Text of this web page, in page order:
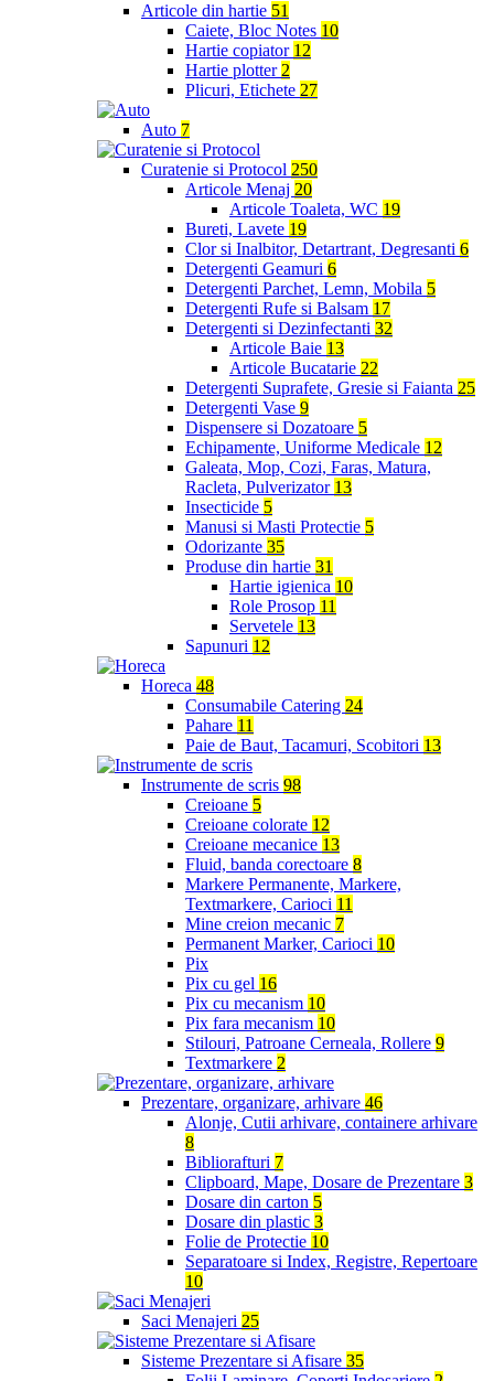
Articole din hartie 51
Caiete, Bloc Notes 10
Hartie copiator 12
Hartie plotter 2
Plicuri, Etichete 27
Auto 7
Curatenie si Protocol 250
Articole Menaj 20
Articole Toaleta, WC 19
Bureti, Lavete 19
Clor si Inalbitor, Detartrant, Degresanti 6
Detergenti Geamuri 6
Detergenti Parchet, Lemn, Mobila 5
Detergenti Rufe si Balsam 17
Detergenti si Dezinfectanti 32
Articole Baie 13
Articole Bucatarie 22
Detergenti Suprafete, Gresie si Faianta 25
Detergenti Vase 9
Dispensere si Dozatoare 5
Echipamente, Uniforme Medicale 12
Galeata, Mop, Cozi, Faras, Matura,
Racleta, Pulverizator 13
Insecticide 5
Manusi si Masti Protectie 5
Odorizante 35
Produse din hartie 31
Hartie igienica 10
Role Prosop 11
Servetele 13
Sapunuri 12
Horeca 48
Consumabile Catering 24
Pahare 11
Paie de Baut, Tacamuri, Scobitori 13
Instrumente de scris 98
Creioane 5
Creioane colorate 12
Creioane mecanice 13
Fluid, banda corectoare 8
Markere Permanente, Markere,
Textmarkere, Carioci 11
Mine creion mecanic 7
Permanent Marker, Carioci 10
Pix
Pix cu gel 16
Pix cu mecanism 10
Pix fara mecanism 10
Stilouri, Patroane Cerneala, Rollere 9
Textmarkere 2
Prezentare, organizare, arhivare 46
Alonje, Cutii arhivare, containere arhivare
8
Bibliorafturi 7
Clipboard, Mape, Dosare de Prezentare 3
Dosare din carton 5
Dosare din plastic 3
Folie de Protectie 10
Separatoare si Index, Registre, Repertoare
10
Saci Menajeri 25
Sisteme Prezentare si Afisare 35